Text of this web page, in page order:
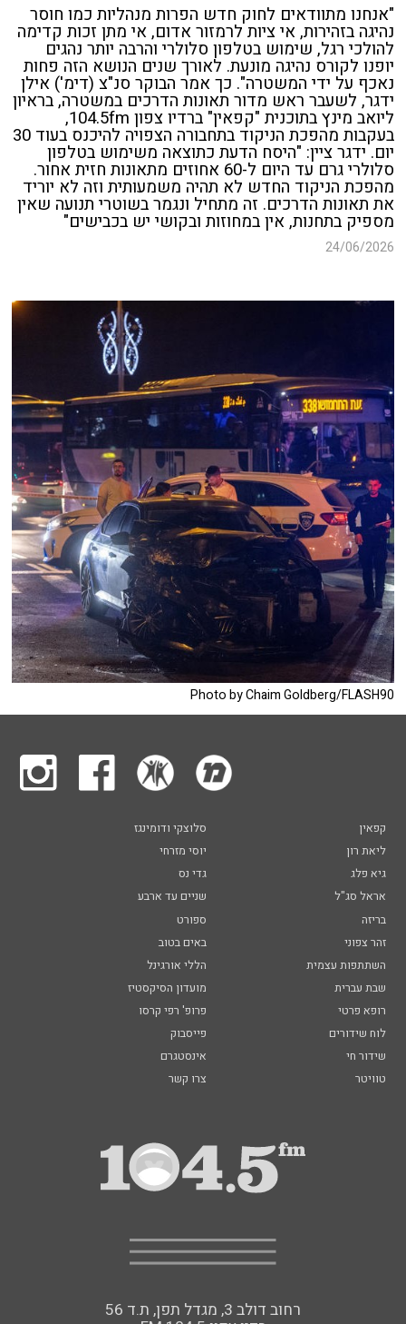
"אנחנו מתוודאים לחוק חדש הפרות מנהליות כמו חוסר
נהיגה בזהירות, אי ציות לרמזור אדום, אי מתן זכות קדימה
להולכי רגל, שימוש בטלפון סלולרי והרבה יותר נהגים
יופנו לקורס נהיגה מונעת. לאורך שנים הנושא הזה פחות
נאכף על ידי המשטרה". כך אמר הבוקר סנ"צ (דימ') אילן
ידגר, לשעבר ראש מדור תאונות הדרכים במשטרה, בראיון
ליואב מינץ בתוכנית "קפאין" ברדיו צפון 104.5fm,
בעקבות מהפכת הניקוד בתחבורה הצפויה להיכנס בעוד 30
יום. ידגר ציין: "היסח הדעת כתוצאה משימוש בטלפון
סלולרי גרם עד היום ל-60 אחוזים מתאונות חזית אחור.
מהפכת הניקוד החדש לא תהיה משמעותית וזה לא יוריד
את תאונות הדרכים. זה מתחיל ונגמר בשוטרי תנועה שאין
מספיק בתחנות, אין במחוזות ובקושי יש בכבישים"
24/06/2026
Photo by Chaim Goldberg/FLASH90
קפאין
סלוצקי ודומינגז
ליאת רון
יוסי מזרחי
גיא פלג
גדי נס
אראל סג"ל
שניים עד ארבע
בריזה
ספורט
זהר צפוני
באים בטוב
השתתפות עצמית
הללי אורגינל
שבת עברית
מועדון הסיקסטיז
רופא פרטי
פרופ' רפי קרסו
לוח שידורים
פייסבוק
שידור חי
אינסטגרם
טוויטר
צרו קשר
רחוב דולב 3, מגדל תפן, ת.ד 56